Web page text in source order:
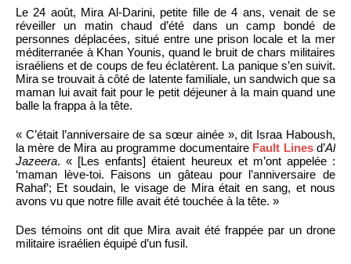
Le 24 août, Mira Al-Darini, petite fille de 4 ans, venait de se
réveiller un matin chaud d’été dans un camp bondé de
personnes déplacées, situé entre une prison locale et la mer
méditerranée à Khan Younis, quand le bruit de chars militaires
israéliens et de coups de feu éclatèrent. La panique s’en suivit.
Mira se trouvait à côté de latente familiale, un sandwich que sa
maman lui avait fait pour le petit déjeuner à la main quand une
balle la frappa à la tête.
« C’était l’anniversaire de sa sœur ainée », dit Israa Haboush,
la mère de Mira au programme documentaire Fault Linesd’Al
Jazeera. « [Les enfants] étaient heureux et m’ont appelée :
‘maman lève-toi. Faisons un gâteau pour l’anniversaire de
Rahaf’; Et soudain, le visage de Mira était en sang, et nous
avons vu que notre fille avait été touchée à la tête. »
Des témoins ont dit que Mira avait été frappée par un drone
militaire israélien équipé d’un fusil.